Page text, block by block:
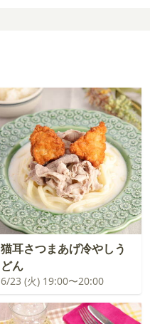
猫耳さつまあげ冷やしう
どん
6/23 (火) 19:00〜20:00